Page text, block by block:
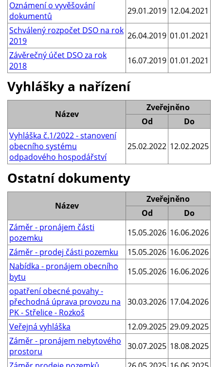
Oznámení o vyvěšování
dokumentů
29.01.2019 12.04.2021
Schválený rozpočet DSO na rok
2019
26.04.2019 01.01.2021
Závěrečný účet DSO za rok
2018
16.07.2019 01.01.2021
Vyhlášky a nařízení
Název
Zveřejněno
Od
Do
Vyhláška č.1/2022 - stanovení
obecního systému
odpadového hospodářství
25.02.2022 12.02.2025
Ostatní dokumenty
Název
Zveřejněno
Od
Do
Záměr - pronájem části
pozemku
15.05.2026 16.06.2026
Záměr - prodej části pozemku
15.05.2026 16.06.2026
Nabídka - pronájem obecního
bytu
15.05.2026 16.06.2026
opatření obecné povahy -
přechodná úprava provozu na
PK - Střelice - Rozkoš
30.03.2026 17.04.2026
Veřejná vyhláška 12.09.2025 29.09.2025
Záměr - pronájem nebytového
prostoru
30.07.2025 18.08.2025